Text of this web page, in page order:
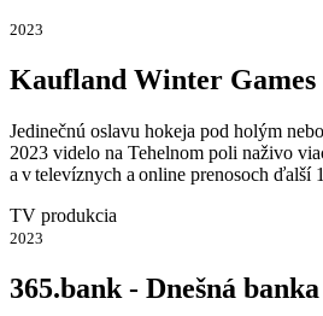
2023
Kaufland Winter Games
Jedinečnú oslavu hokeja pod holým
2023 videlo na Tehelnom poli naživo
a v televíznych a online prenosoch ďalší
TV produkcia
2023
365.bank - Dnešná banka